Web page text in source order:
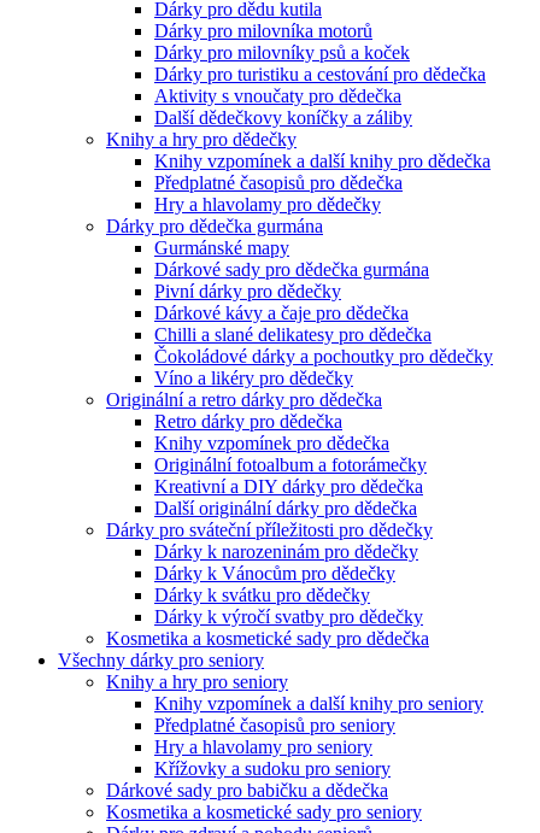
Dárky pro dědu kutila
Dárky pro milovníka motorů
Dárky pro milovníky psů a koček
Dárky pro turistiku a cestování pro dědečka
Aktivity s vnoučaty pro dědečka
Další dědečkovy koníčky a záliby
Knihy a hry pro dědečky
Knihy vzpomínek a další knihy pro dědečka
Předplatné časopisů pro dědečka
Hry a hlavolamy pro dědečky
Dárky pro dědečka gurmána
Gurmánské mapy
Dárkové sady pro dědečka gurmána
Pivní dárky pro dědečky
Dárkové kávy a čaje pro dědečka
Chilli a slané delikatesy pro dědečka
Čokoládové dárky a pochoutky pro dědečky
Víno a likéry pro dědečky
Originální a retro dárky pro dědečka
Retro dárky pro dědečka
Knihy vzpomínek pro dědečka
Originální fotoalbum a fotorámečky
Kreativní a DIY dárky pro dědečka
Další originální dárky pro dědečka
Dárky pro sváteční příležitosti pro dědečky
Dárky k narozeninám pro dědečky
Dárky k Vánocům pro dědečky
Dárky k svátku pro dědečky
Dárky k výročí svatby pro dědečky
Kosmetika a kosmetické sady pro dědečka
Všechny dárky pro seniory
Knihy a hry pro seniory
Knihy vzpomínek a další knihy pro seniory
Předplatné časopisů pro seniory
Hry a hlavolamy pro seniory
Křížovky a sudoku pro seniory
Dárkové sady pro babičku a dědečka
Kosmetika a kosmetické sady pro seniory